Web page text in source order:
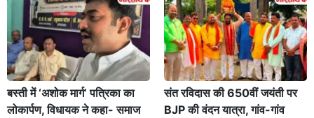
बस्ती में ‘अशोक मार्ग’ पत्रिका का
लोकार्पण, विधायक ने कहा- समाज
संत रविदास की 650वीं जयंती पर
BJP की वंदन यात्रा, गांव-गांव